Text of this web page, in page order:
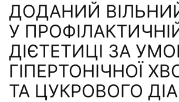
ДОДАНИЙ
У
ДІЄТЕТИЦІ ЗА
ГІПЕРТОНІЧНОЇ
ТА ЦУКРОВОГО